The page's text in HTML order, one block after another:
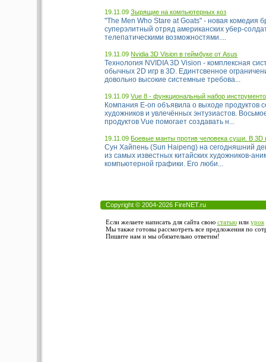
19.11.09Зырящие на компьютерных коз
"The Men Who Stare at Goats" - новая комедия
суперэлитный отряд американских убер-
телепатическими возможностями....
19.11.09Nvidia 3D Vision в геймбуке от Asus
Технология NVIDIA 3D Vision - комплексная
обычных 2D игр в 3D. Единтсвенное
довольно высокие системные требова...
19.11.09Vue 8 - функциональный набор
Компания E-on объявила о выходе продуктов
художников и увлечённых энтузиастов.
продуктов Vue помогает создавать н...
19.11.09Боевые манты против человека суши. В 3D
Сун Хайпень (Sun Haipeng) на сегодняшний
из самых известных китайских художников-
компьютерной графики. Его люби...
Copyright © 2004-2026 FireNET.ru
Если желаете написать для сайта свою статьюили урок
Мы также готовы рассмотреть все предложения по
Пишите нам и мы обязательно ответим!